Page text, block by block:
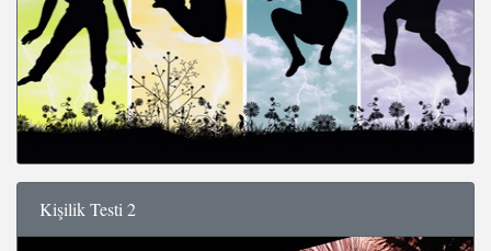
Kişilik Testi 2